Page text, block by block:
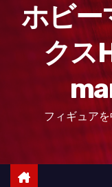
ホビー
クス
フィギュア